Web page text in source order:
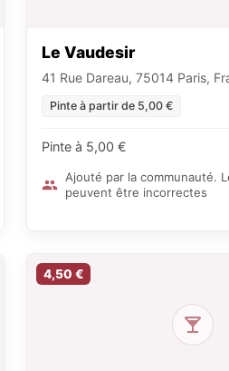
Le Vaudesir
41 Rue Dareau, 75014 Paris,
Pinte à partir de 5,00 €
Pinte à 5,00 €
Ajouté par la communauté.
peuvent être incorrectes
4,50 €